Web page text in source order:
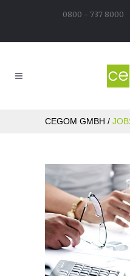
0800 - 737 8000
CEGOM GMBH /